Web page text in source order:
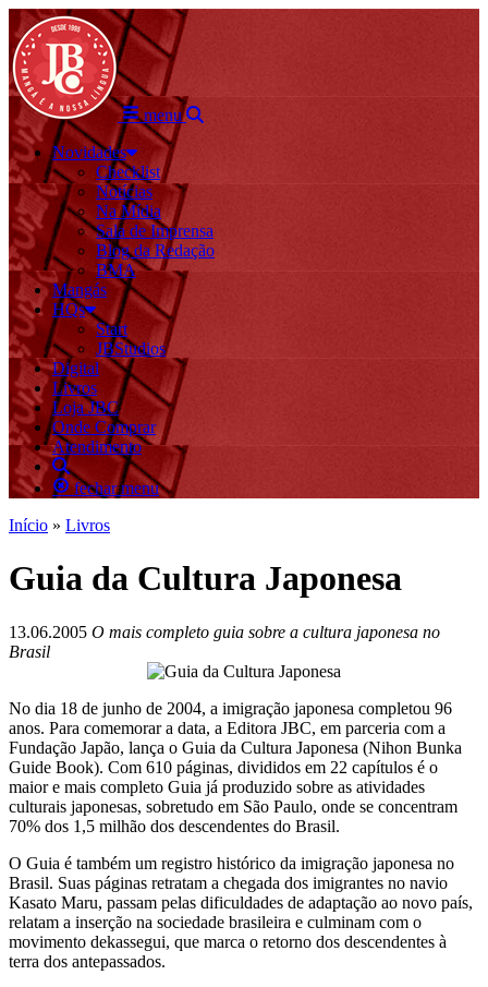
menu
Novidades
Checklist
Notícias
Na Mídia
Sala de Imprensa
Blog da Redação
BMA
Mangás
HQs
Start
JBStudios
Digital
Livros
Loja JBC
Onde Comprar
Atendimento
fechar menu
Início » Livros
Guia da Cultura Japonesa
13.06.2005 O mais completo guia sobre a cultura japonesa no
Brasil
No dia 18 de junho de 2004, a imigração japonesa completou 96
anos. Para comemorar a data, a Editora JBC, em parceria com a
Fundação Japão, lança o Guia da Cultura Japonesa (Nihon Bunka
Guide Book). Com 610 páginas, divididos em 22 capítulos é o
maior e mais completo Guia já produzido sobre as atividades
culturais japonesas, sobretudo em São Paulo, onde se concentram
70% dos 1,5 milhão dos descendentes do Brasil.
O Guia é também um registro histórico da imigração japonesa no
Brasil. Suas páginas retratam a chegada dos imigrantes no navio
Kasato Maru, passam pelas dificuldades de adaptação ao novo país,
relatam a inserção na sociedade brasileira e culminam com o
movimento dekassegui, que marca o retorno dos descendentes à
terra dos antepassados.